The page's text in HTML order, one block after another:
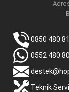
0850 480
0552 480
Teknik